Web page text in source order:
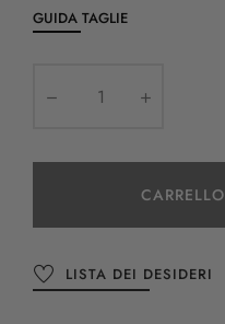
GUIDA TAGLIE
CARRELLO
LISTA DEI DESIDERI